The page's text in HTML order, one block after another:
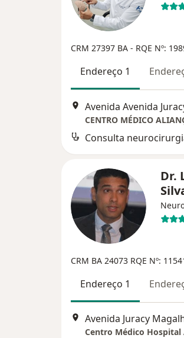
CRM 27397 BA - RQE Nº:
Endereço 1
CENTRO MÉDICO
Consulta
Dr.
CRM BA 24073 RQE Nº:
Endereço 1
Centro Médico Hospital